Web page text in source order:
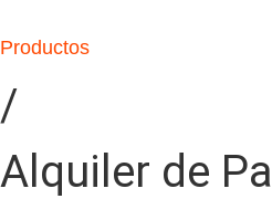
Productos
/
Alquiler de